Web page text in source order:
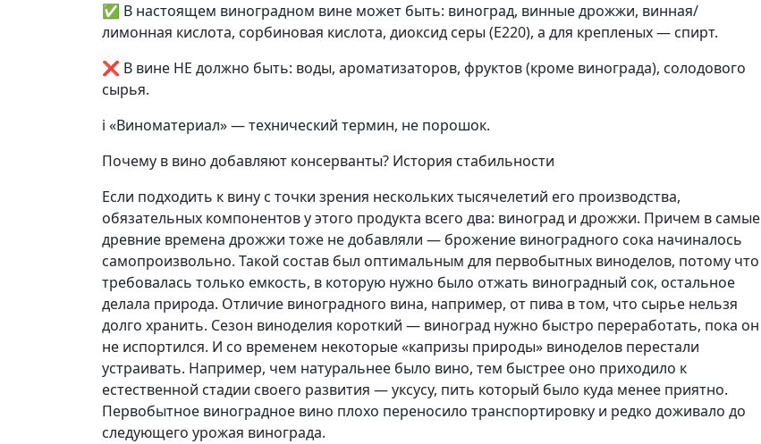
✅ В настоящем виноградном вине может быть: виноград, винные дрожжи, винная/
лимонная кислота, сорбиновая кислота, диоксид серы (E220), а для крепленых — спирт.
❌ В вине НЕ должно быть: воды, ароматизаторов, фруктов (кроме винограда), солодового
сырья.
ℹ️ «Виноматериал» — технический термин, не порошок.
Почему в вино добавляют консерванты? История стабильности
Если подходить к вину с точки зрения нескольких тысячелетий его производства,
обязательных компонентов у этого продукта всего два: виноград и дрожжи. Причем в самые
древние времена дрожжи тоже не добавляли — брожение виноградного сока начиналось
самопроизвольно. Такой состав был оптимальным для первобытных виноделов, потому что
требовалась только емкость, в которую нужно было отжать виноградный сок, остальное
делала природа. Отличие виноградного вина, например, от пива в том, что сырье нельзя
долго хранить. Сезон виноделия короткий — виноград нужно быстро переработать, пока он
не испортился. И со временем некоторые «капризы природы» виноделов перестали
устраивать. Например, чем натуральнее было вино, тем быстрее оно приходило к
естественной стадии своего развития — уксусу, пить который было куда менее приятно.
Первобытное виноградное вино плохо переносило транспортировку и редко доживало до
следующего урожая винограда.